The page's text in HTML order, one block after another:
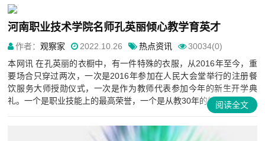
河南职业技术学院名师孔英丽倾心教学育英才
作者：观察家 2022.10.26 热点资讯
30034(0)
本网讯 在孔英丽的衣橱中，有一件特殊的衣服，从2016年至今，重
要场合只穿过两次，一次是2016年参加在人民大会堂举行的注册餐
饮服务大师授勋仪式，一次是作为教师代表参加今年的新生开学典
礼。一个是职业技能上的最高荣誉，一个是从教30年的特殊纪...
阅读全文